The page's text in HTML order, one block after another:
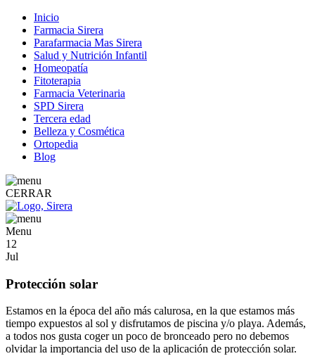
Inicio
Farmacia Sirera
Parafarmacia Mas Sirera
Salud y Nutrición Infantil
Homeopatía
Fitoterapia
Farmacia Veterinaria
SPD Sirera
Tercera edad
Belleza y Cosmética
Ortopedia
Blog
CERRAR
Menu
12
Jul
Protección solar
Estamos en la época del año más calurosa, en la que estamos más
tiempo expuestos al sol y disfrutamos de piscina y/o playa. Además,
a todos nos gusta coger un poco de bronceado pero no debemos
olvidar la importancia del uso de la aplicación de protección solar.